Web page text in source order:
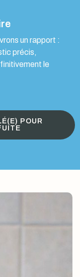
un rapport :
précis,
le
POUR